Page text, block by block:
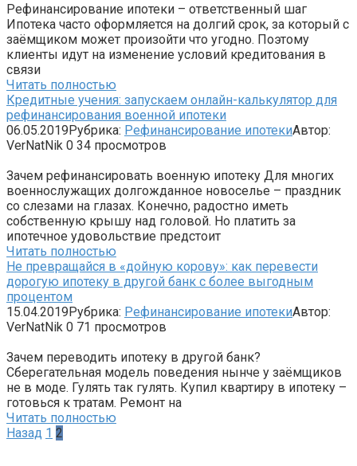
Рефинансирование ипотеки – ответственный шаг
Ипотека часто оформляется на долгий срок, за который с
заёмщиком может произойти что угодно. Поэтому
клиенты идут на изменение условий кредитования в
связи
Читать полностью
Кредитные учения: запускаем онлайн-калькулятор для
рефинансирования военной ипотеки
06.05.2019Рубрика: Рефинансирование ипотекиАвтор:
VerNatNik 0 34 просмотров
Зачем рефинансировать военную ипотеку Для многих
военнослужащих долгожданное новоселье – праздник
со слезами на глазах. Конечно, радостно иметь
собственную крышу над головой. Но платить за
ипотечное удовольствие предстоит
Читать полностью
Не превращайся в «дойную корову»: как перевести
дорогую ипотеку в другой банк с более выгодным
процентом
15.04.2019Рубрика: Рефинансирование ипотекиАвтор:
VerNatNik 0 71 просмотров
Зачем переводить ипотеку в другой банк?
Сберегательная модель поведения нынче у заёмщиков
не в моде. Гулять так гулять. Купил квартиру в ипотеку –
готовься к тратам. Ремонт на
Читать полностью
Пагинация
Назад 1 2